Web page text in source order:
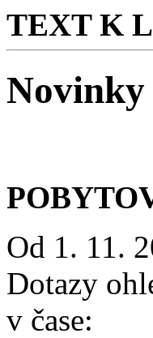
TEXT K
Novinky
Od 1. 11.
Dotazy
v čase: